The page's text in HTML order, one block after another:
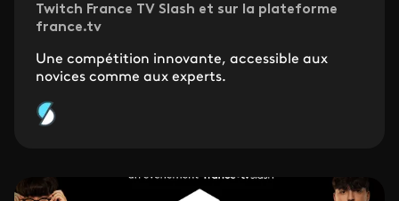
Twitch France TV Slash et sur la plateforme
france.tv
Une compétition innovante, accessible aux
novices comme aux experts.